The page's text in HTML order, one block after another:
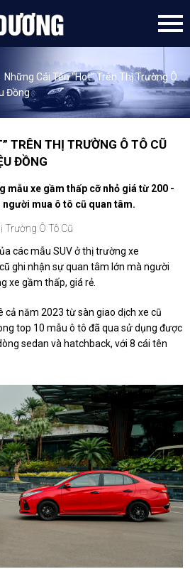
Những Cái Tên “hot” Trên Thị Trường Ô
Đồng
TRÊN THỊ TRƯỜNG Ô TÔ CŨ
ĐỒNG
mẫu xe gầm thấp cỡ nhỏ giá từ 200 -
mua ô tô cũ quan tâm.
Trường Ô Tô Cũ
các mẫu SUV ở thị trường xe
ghi nhận sự quan tâm lớn mà người
xe gầm thấp, giá rẻ.
cả năm 2023 từ sàn giao dịch xe cũ
top 10 mẫu ô tô đã qua sử dụng được
sedan và hatchback, với 8 cái tên